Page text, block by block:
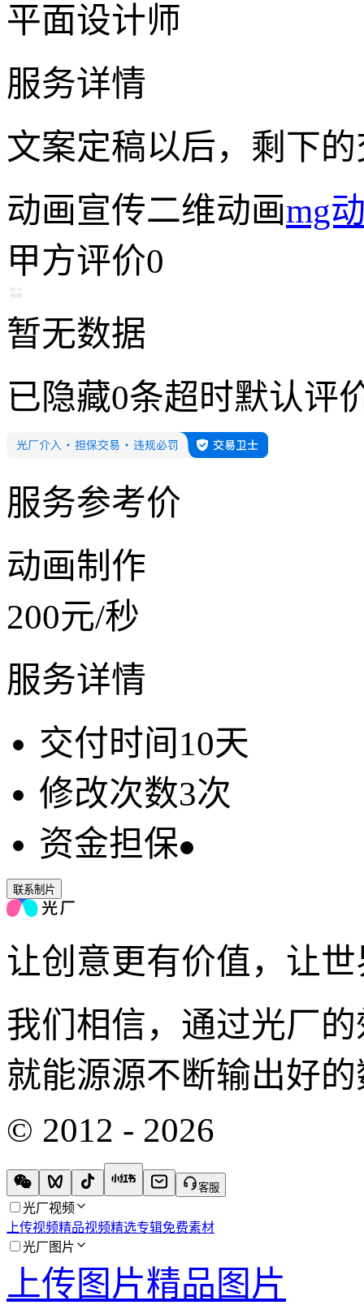
平面设计师
服务详情
文案定稿以后，剩下
动画宣传二维动画mg
甲方评价0
暂无数据
已隐藏0条超时默认评
服务参考价
动画制作
200元/秒
服务详情
交付时间 10天
修改次数3次
资金担保
联系制片
让创意更有价值，让
我们相信，通过光厂
就能源源不断输出好
© 2012 - 2026
客服
光厂视频
上传视频精品视频精选专辑免费素材
光厂图片
上传图片精品图片